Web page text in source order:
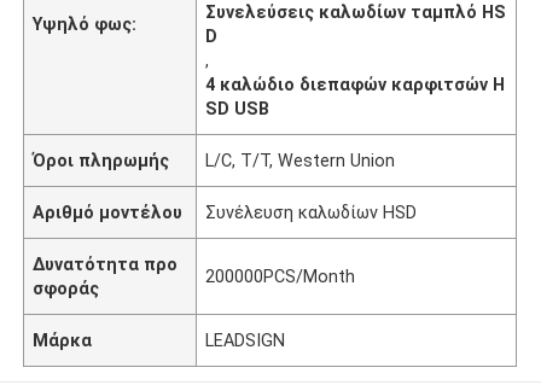
Υψηλό φως:
Συνελεύσεις καλωδίων ταμπλό HS
D
,
4 καλώδιο διεπαφών καρφιτσών H
SD USB
Όροι πληρωμής L/C, T/T, Western Union
Αριθμό μοντέλου Συνέλευση καλωδίων HSD
Δυνατότητα προ
σφοράς
200000PCS/Month
Μάρκα LEADSIGN